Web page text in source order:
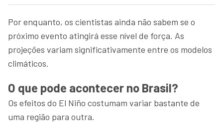
Por enquanto, os cientistas ainda não sabem se o
próximo evento atingirá esse nível de força. As
projeções variam significativamente entre os modelos
climáticos.
O que pode acontecer no Brasil?
Os efeitos do El Niño costumam variar bastante de
uma região para outra.